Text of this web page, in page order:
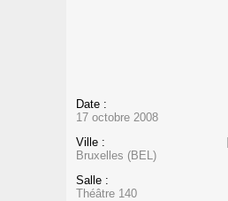
Date :
17 octobre 2008
Ville :
Bruxelles (BEL)
Salle :
Théâtre 140